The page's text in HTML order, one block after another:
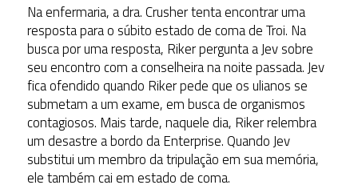
Na enfermaria, a dra. Crusher tenta encontrar uma
resposta para o súbito estado de coma de Troi. Na
busca por uma resposta, Riker pergunta a Jev sobre
seu encontro com a conselheira na noite passada. Jev
fica ofendido quando Riker pede que os ulianos se
submetam a um exame, em busca de organismos
contagiosos. Mais tarde, naquele dia, Riker relembra
um desastre a bordo da Enterprise. Quando Jev
substitui um membro da tripulação em sua memória,
ele também cai em estado de coma.